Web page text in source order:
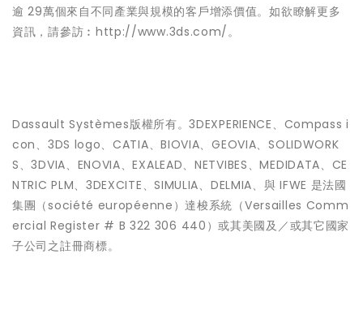
逾 29萬個來自不同產業與規模的客戶增添價值。如欲瞭解更多
資訊，請參訪︰http://www.3ds.com/。
Dassault Systèmes版權所有。3DEXPERIENCE、Compass i
con、3DS logo、CATIA、BIOVIA、GEOVIA、SOLIDWORK
S、3DVIA、ENOVIA、EXALEAD、NETVIBES、MEDIDATA、CE
NTRIC PLM、3DEXCITE、SIMULIA、DELMIA、與 IFWE 是法國
集團（société européenne）達梭系統（Versailles Comm
ercial Register # B 322 306 440）或其美國及／或其它國家
子公司之註冊商標。